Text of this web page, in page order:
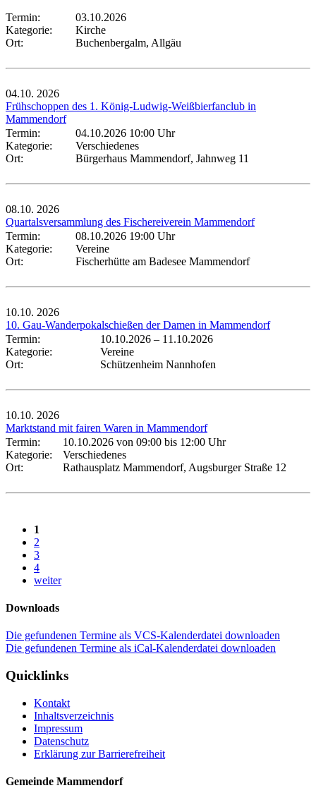
Termin:
03.10.2026
Kategorie:
Kirche
Ort:
Buchenbergalm, Allgäu
04.10. 2026
Frühschoppen des 1. König-Ludwig-Weißbierfanclub in
Mammendorf
Termin:
04.10.2026 10:00 Uhr
Kategorie:
Verschiedenes
Ort:
Bürgerhaus Mammendorf, Jahnweg 11
08.10. 2026
Quartalsversammlung des Fischereiverein Mammendorf
Termin:
08.10.2026 19:00 Uhr
Kategorie:
Vereine
Ort:
Fischerhütte am Badesee Mammendorf
10.10. 2026
10. Gau-Wanderpokalschießen der Damen in Mammendorf
Termin:
10.10.2026 – 11.10.2026
Kategorie:
Vereine
Ort:
Schützenheim Nannhofen
10.10. 2026
Marktstand mit fairen Waren in Mammendorf
Termin:
10.10.2026 von 09:00 bis 12:00 Uhr
Kategorie:
Verschiedenes
Ort:
Rathausplatz Mammendorf, Augsburger Straße 12
1
2
3
4
weiter
Downloads
Die gefundenen Termine als VCS-Kalenderdatei downloaden
Die gefundenen Termine als iCal-Kalenderdatei downloaden
Quicklinks
Kontakt
Inhaltsverzeichnis
Impressum
Datenschutz
Erklärung zur Barrierefreiheit
Gemeinde Mammendorf